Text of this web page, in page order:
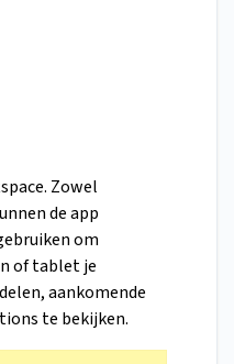
Zowel
de app
om
of tablet je
aankomende
te bekijken.